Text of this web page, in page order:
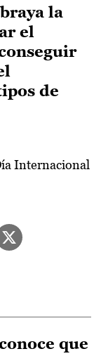
la
el
de
Internacional
que